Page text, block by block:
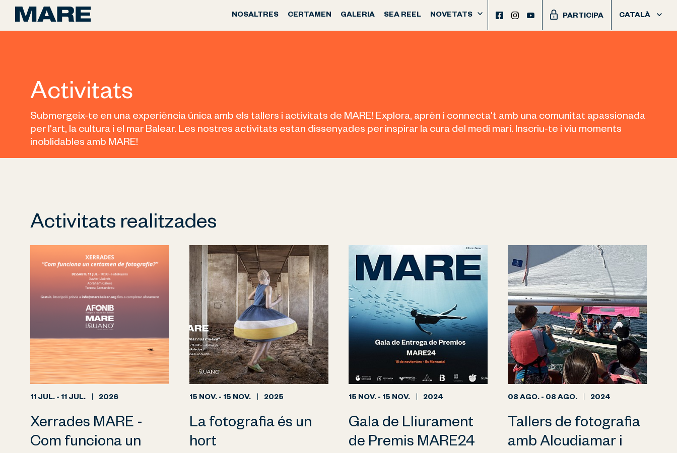
NOSALTRES CERTAMEN GALERIA SEA REEL NOVETATS PARTICIPA CATALÀ
Activitats
Submergeix-te en una experiència única amb els tallers i activitats de MARE! Explora, aprèn i connecta't amb una comunitat apassionada
per l'art, la cultura i el mar Balear. Les nostres activitats estan dissenyades per inspirar la cura del medi marí. Inscriu-te i viu moments
inoblidables amb MARE!
Activitats realitzades
11 JUL. - 11 JUL. 2026
Xerrades MARE -
Com funciona un
15 NOV. - 15 NOV. 2025
La fotografia és un
hort
15 NOV. - 15 NOV. 2024
Gala de Lliurament
de Premis MARE24
08 AGO. - 08 AGO. 2024
Tallers de fotografia
amb Alcudiamar i